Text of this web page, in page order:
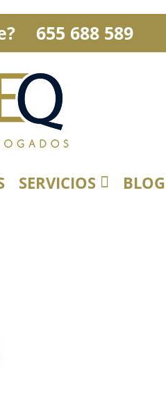
655 688 589
SERVICIOS BLOG